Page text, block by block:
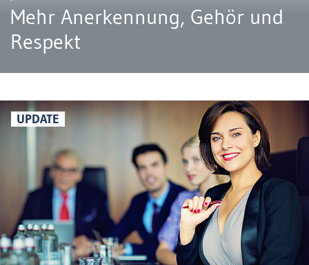
Mehr Anerkennung, Gehör und
Respekt
UPDATE